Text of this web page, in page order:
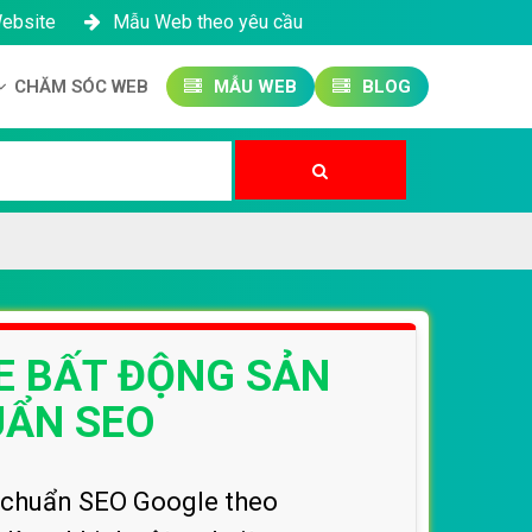
Mẫu Web theo yêu cầu
CHĂM SÓC WEB MẪU WEB BLOG
BẤT ĐỘNG SẢN
SEO
SEO Google theo